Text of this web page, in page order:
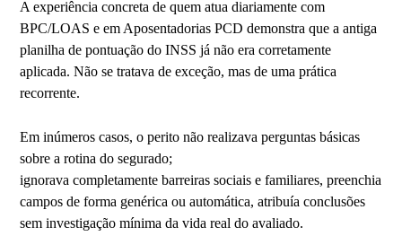
A experiência concreta de quem atua diariamente com
BPC/LOAS e em Aposentadorias PCD demonstra que a antiga
planilha de pontuação do INSS já não era corretamente
aplicada. Não se tratava de exceção, mas de uma prática
recorrente.
Em inúmeros casos, o perito não realizava perguntas básicas
sobre a rotina do segurado;
ignorava completamente barreiras sociais e familiares, preenchia
campos de forma genérica ou automática, atribuía conclusões
sem investigação mínima da vida real do avaliado.